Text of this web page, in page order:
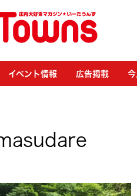
イベント情報 広告掲載